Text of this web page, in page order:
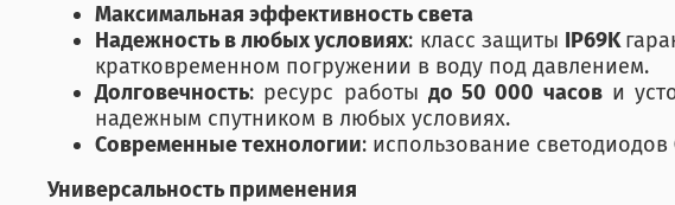
Максимальная эффективность света
Надежность в любых условиях: класс защиты IP69K
кратковременном погружении в воду под давлением.
Долговечность: ресурс работы до 50 000 часови
надежным спутником в любых условиях.
Современные технологии: использование светодиодов
Универсальность применения